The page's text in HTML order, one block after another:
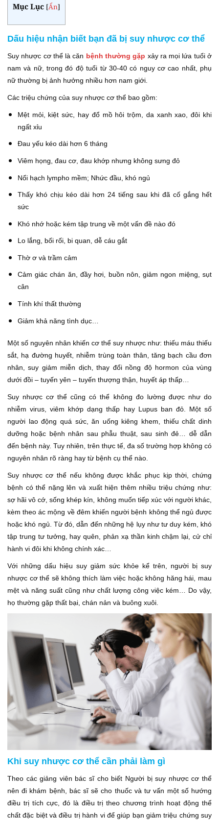
Mục Lục [Ẩn]
Dấu hiệu nhận biết bạn đã bị suy nhược cơ thể
Suy nhược cơ thể là căn bệnh thường gặp xảy ra mọi lứa tuổi ở
nam và nữ, trong đó độ tuổi từ 30-40 có nguy cơ cao nhất, phụ
nữ thường bị ảnh hưởng nhiều hơn nam giới.
Các triệu chứng của suy nhược cơ thể bao gồm:
Mệt mỏi, kiệt sức, hay đổ mồ hôi trộm, da xanh xao, đôi khi
ngất xỉu
Đau yếu kéo dài hơn 6 tháng
Viêm họng, đau cơ, đau khớp nhưng không sưng đỏ
Nổi hạch lympho mềm; Nhức đầu, khó ngủ
Thấy khó chịu kéo dài hơn 24 tiếng sau khi đã cố gắng hết
sức
Khó nhớ hoặc kém tập trung về một vấn đề nào đó
Lo lắng, bối rối, bi quan, dễ cáu gắt
Thờ ơ và trầm cảm
Cảm giác chán ăn, đầy hơi, buồn nôn, giảm ngon miệng, sụt
cân
Tính khí thất thường
Giảm khả năng tình dục…
Một số nguyên nhân khiến cơ thể suy nhược như: thiếu máu thiếu
sắt, hạ đường huyết, nhiễm trùng toàn thân, tăng bạch cầu đơn
nhân, suy giảm miễn dịch, thay đổi nồng độ hormon của vùng
dưới đồi – tuyến yên – tuyến thượng thận, huyết áp thấp…
Suy nhược cơ thể cũng có thể không đo lường được như do
nhiễm virus, viêm khớp dạng thấp hay Lupus ban đỏ. Một số
người lao động quá sức, ăn uống kiêng khem, thiếu chất dinh
dưỡng hoặc bệnh nhân sau phẫu thuật, sau sinh đẻ… dễ dẫn
đến bệnh này. Tuy nhiên, trên thực tế, đa số trường hợp không có
nguyên nhân rõ ràng hay từ bệnh cụ thể nào.
Suy nhược cơ thể nếu không được khắc phục kịp thời, chứng
bệnh có thể nặng lên và xuất hiện thêm nhiều triệu chứng như:
sợ hãi vô cớ, sống khép kín, không muốn tiếp xúc với người khác,
kèm theo ác mộng về đêm khiến người bệnh không thể ngủ được
hoặc khó ngủ. Từ đó, dẫn đến những hệ lụy như tư duy kém, khó
tập trung tư tưởng, hay quên, phản xạ thần kinh chậm lại, cử chỉ
hành vi đôi khi không chính xác…
Với những dấu hiệu suy giảm sức khỏe kể trên, người bị suy
nhược cơ thể sẽ không thích làm việc hoặc không hăng hái, mau
mệt và năng suất cũng như chất lượng công việc kém… Do vậy,
họ thường gặp thất bại, chán nản và buông xuôi.
Khi suy nhược cơ thể cần phải làm gì
Theo các giảng viên bác sĩ cho biết Người bị suy nhược cơ thể
nên đi khám bệnh, bác sĩ sẽ cho thuốc và tư vấn một số hướng
điều trị tích cực, đó là điều trị theo chương trình hoạt động thể
chất đặc biệt và điều trị hành vi để giúp bạn giảm triệu chứng suy